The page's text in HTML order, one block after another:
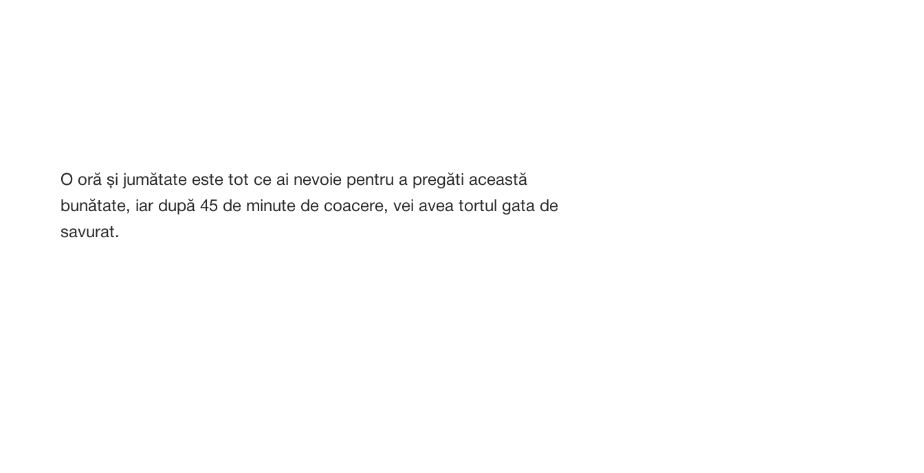
O oră și jumătate este tot ce ai nevoie pentru a pregăti această
bunătate, iar după 45 de minute de coacere, vei avea tortul gata de
savurat.